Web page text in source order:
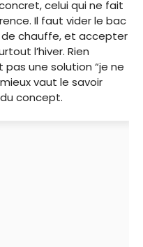
celui qui ne fait
Il faut vider le bac
chauffe, et accepter
l’hiver. Rien
pas une solution “je ne
vaut le savoir
concept.